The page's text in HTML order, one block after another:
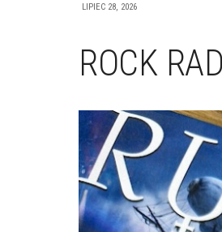
LIPIEC 28, 2026
ROCK